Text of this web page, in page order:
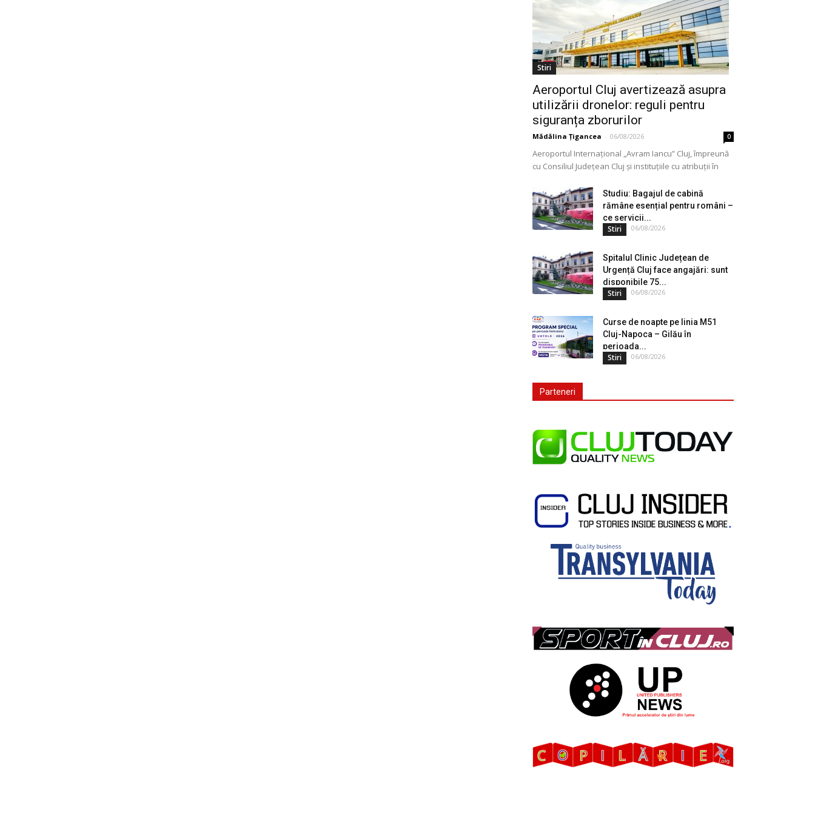
Stiri
Aeroportul Cluj avertizează asupra
utilizării dronelor: reguli pentru
siguranța zborurilor
Mădălina Țigancea - 06/08/2026 0
Aeroportul Internațional „Avram Iancu” Cluj, împreună
cu Consiliul Județean Cluj și instituțiile cu atribuții în
utilizarea...
Studiu: Bagajul de cabină
rămâne esențial pentru români –
ce servicii...
Stiri 06/08/2026
Spitalul Clinic Județean de
Urgență Cluj face angajări: sunt
disponibile 75...
Stiri 06/08/2026
Curse de noapte pe linia M51
Cluj-Napoca – Gilău în
perioada...
Stiri 06/08/2026
Parteneri